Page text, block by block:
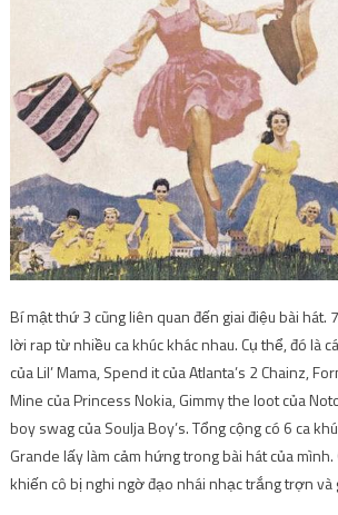
Bí mật thứ 3 cũng liên quan đến giai điệu bài hát.
lời rap từ nhiều ca khúc khác nhau. Cụ thể, đó là
của Lil’ Mama, Spend it của Atlanta’s 2 Chainz,
Mine của Princess Nokia, Gimmy the loot của
boy swag của Soulja Boy’s. Tổng cộng có 6 ca
Grande lấy làm cảm hứng trong bài hát của mình.
khiến cô bị nghi ngờ đạo nhái nhạc trắng trợn và